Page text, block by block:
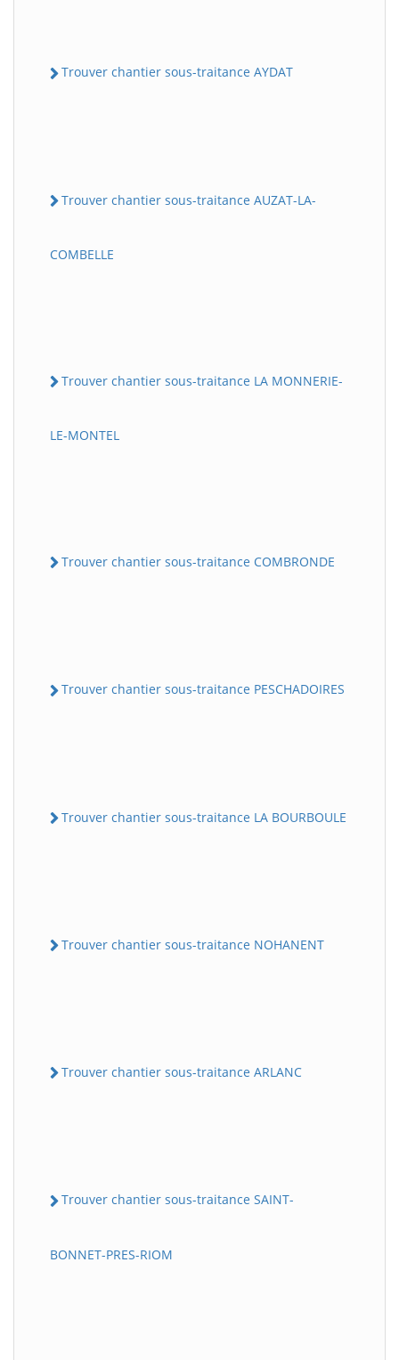
Trouver chantier sous-traitance AYDAT
Trouver chantier sous-traitance AUZAT-LA-
COMBELLE
Trouver chantier sous-traitance LA MONNERIE-
LE-MONTEL
Trouver chantier sous-traitance COMBRONDE
Trouver chantier sous-traitance PESCHADOIRES
Trouver chantier sous-traitance LA BOURBOULE
Trouver chantier sous-traitance NOHANENT
Trouver chantier sous-traitance ARLANC
Trouver chantier sous-traitance SAINT-
BONNET-PRES-RIOM